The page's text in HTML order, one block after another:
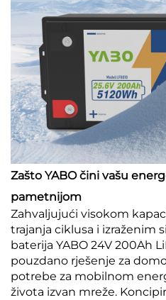
Zašto YABO čini vašu
pametnijom
Zahvaljujući visokom
trajanja ciklusa i izraženim
baterija YABO 24V 200Ah
pouzdano rješenje za
potrebe za mobilnom
života izvan mreže.